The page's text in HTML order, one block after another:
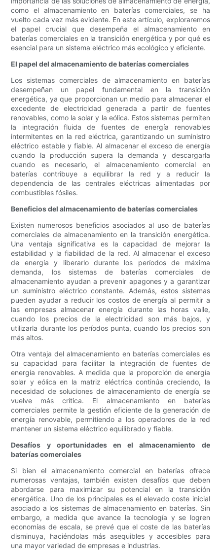
como el almacenamiento en baterías comerciales, se ha
vuelto cada vez más evidente. En este artículo, exploraremos
el papel crucial que desempeña el almacenamiento en
baterías comerciales en la transición energética y por qué es
esencial para un sistema eléctrico más ecológico y eficiente.
El papel del almacenamiento de baterías comerciales
Los sistemas comerciales de almacenamiento en baterías
desempeñan un papel fundamental en la transición
energética, ya que proporcionan un medio para almacenar el
excedente de electricidad generada a partir de fuentes
renovables, como la solar y la eólica. Estos sistemas permiten
la integración fluida de fuentes de energía renovables
intermitentes en la red eléctrica, garantizando un suministro
eléctrico estable y fiable. Al almacenar el exceso de energía
cuando la producción supera la demanda y descargarla
cuando es necesario, el almacenamiento comercial en
baterías contribuye a equilibrar la red y a reducir la
dependencia de las centrales eléctricas alimentadas por
combustibles fósiles.
Beneficios del almacenamiento de baterías comerciales
Existen numerosos beneficios asociados al uso de baterías
comerciales de almacenamiento en la transición energética.
Una ventaja significativa es la capacidad de mejorar la
estabilidad y la fiabilidad de la red. Al almacenar el exceso
de energía y liberarlo durante los períodos de máxima
demanda, los sistemas de baterías comerciales de
almacenamiento ayudan a prevenir apagones y a garantizar
un suministro eléctrico constante. Además, estos sistemas
pueden ayudar a reducir los costos de energía al permitir a
las empresas almacenar energía durante las horas valle,
cuando los precios de la electricidad son más bajos, y
utilizarla durante los períodos punta, cuando los precios son
más altos.
Otra ventaja del almacenamiento en baterías comerciales es
su capacidad para facilitar la integración de fuentes de
energía renovables. A medida que la proporción de energía
solar y eólica en la matriz eléctrica continúa creciendo, la
necesidad de soluciones de almacenamiento de energía se
vuelve más crítica. El almacenamiento en baterías
comerciales permite la gestión eficiente de la generación de
energía renovable, permitiendo a los operadores de la red
mantener un sistema eléctrico equilibrado y fiable.
Desafíos y oportunidades en el almacenamiento de
baterías comerciales
Si bien el almacenamiento comercial en baterías ofrece
numerosas ventajas, también existen desafíos que deben
abordarse para maximizar su potencial en la transición
energética. Uno de los principales es el elevado coste inicial
asociado a los sistemas de almacenamiento en baterías. Sin
embargo, a medida que avance la tecnología y se logren
economías de escala, se prevé que el coste de las baterías
disminuya, haciéndolas más asequibles y accesibles para
una mayor variedad de empresas e industrias.